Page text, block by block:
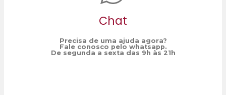
Chat
Precisa de uma ajuda agora?
Fale conosco pelo whatsapp.
De segunda a sexta das 9h às 21h